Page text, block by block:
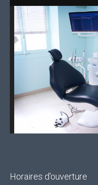
Horaires d'ouverture